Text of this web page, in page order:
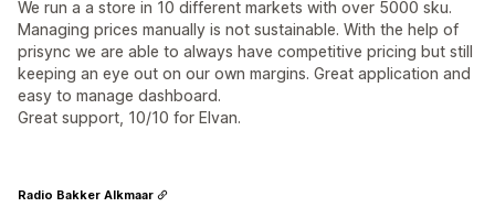
We run a a store in 10 different markets with over 5000 sku.
Managing prices manually is not sustainable. With the help of
prisync we are able to always have competitive pricing but still
keeping an eye out on our own margins. Great application and
easy to manage dashboard.
Great support, 10/10 for Elvan.
Radio Bakker Alkmaar